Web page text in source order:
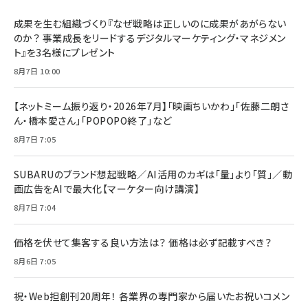
成果を生む組織づくり『なぜ戦略は正しいのに成果があがらない
のか？ 事業成長をリードするデジタルマーケティング・マネジメン
ト』を3名様にプレゼント
8月7日 10:00
【ネットミーム振り返り・2026年7月】「映画ちいかわ」「佐藤二朗さ
ん・橋本愛さん」「POPOPO終了」など
8月7日 7:05
SUBARUのブランド想起戦略／AI活用のカギは「量」より「質」／動
画広告をAIで最大化【マーケター向け講演】
8月7日 7:04
価格を伏せて集客する良い方法は？ 価格は必ず記載すべき？
8月6日 7:05
祝・Web担創刊20周年！ 各業界の専門家から届いたお祝いコメン